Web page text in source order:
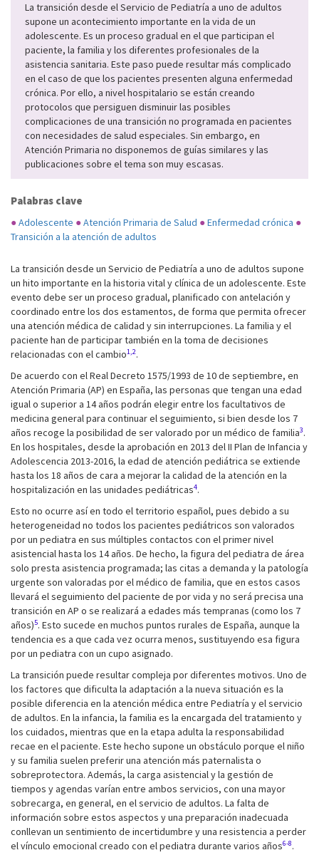
La transición desde el Servicio de Pediatría a uno de adultos
supone un acontecimiento importante en la vida de un
adolescente. Es un proceso gradual en el que participan el
paciente, la familia y los diferentes profesionales de la
asistencia sanitaria. Este paso puede resultar más complicado
en el caso de que los pacientes presenten alguna enfermedad
crónica. Por ello, a nivel hospitalario se están creando
protocolos que persiguen disminuir las posibles
complicaciones de una transición no programada en pacientes
con necesidades de salud especiales. Sin embargo, en
Atención Primaria no disponemos de guías similares y las
publicaciones sobre el tema son muy escasas.
Palabras clave
●Adolescente ●Atención Primaria de Salud ●Enfermedad crónica ●
Transición a la atención de adultos
La transición desde un Servicio de Pediatría a uno de adultos supone
un hito importante en la historia vital y clínica de un adolescente. Este
evento debe ser un proceso gradual, planificado con antelación y
coordinado entre los dos estamentos, de forma que permita ofrecer
una atención médica de calidad y sin interrupciones. La familia y el
paciente han de participar también en la toma de decisiones
relacionadas con el cambio1,2.
De acuerdo con el Real Decreto 1575/1993 de 10 de septiembre, en
Atención Primaria (AP) en España, las personas que tengan una edad
igual o superior a 14 años podrán elegir entre los facultativos de
medicina general para continuar el seguimiento, si bien desde los 7
años recoge la posibilidad de ser valorado por un médico de familia3.
En los hospitales, desde la aprobación en 2013 del II Plan de Infancia y
Adolescencia 2013-2016, la edad de atención pediátrica se extiende
hasta los 18 años de cara a mejorar la calidad de la atención en la
hospitalización en las unidades pediátricas4.
Esto no ocurre así en todo el territorio español, pues debido a su
heterogeneidad no todos los pacientes pediátricos son valorados
por un pediatra en sus múltiples contactos con el primer nivel
asistencial hasta los 14 años. De hecho, la figura del pediatra de área
solo presta asistencia programada; las citas a demanda y la patología
urgente son valoradas por el médico de familia, que en estos casos
llevará el seguimiento del paciente de por vida y no será precisa una
transición en AP o se realizará a edades más tempranas (como los 7
años)5. Esto sucede en muchos puntos rurales de España, aunque la
tendencia es a que cada vez ocurra menos, sustituyendo esa figura
por un pediatra con un cupo asignado.
La transición puede resultar compleja por diferentes motivos. Uno de
los factores que dificulta la adaptación a la nueva situación es la
posible diferencia en la atención médica entre Pediatría y el servicio
de adultos. En la infancia, la familia es la encargada del tratamiento y
los cuidados, mientras que en la etapa adulta la responsabilidad
recae en el paciente. Este hecho supone un obstáculo porque el niño
y su familia suelen preferir una atención más paternalista o
sobreprotectora. Además, la carga asistencial y la gestión de
tiempos y agendas varían entre ambos servicios, con una mayor
sobrecarga, en general, en el servicio de adultos. La falta de
información sobre estos aspectos y una preparación inadecuada
conllevan un sentimiento de incertidumbre y una resistencia a perder
el vínculo emocional creado con el pediatra durante varios años6-8.